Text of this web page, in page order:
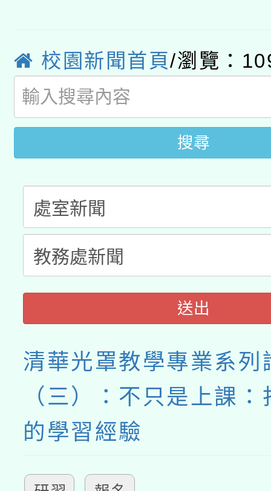
用水績優單位及節水達
動」
桃園市孔廟祈福系列
開 智慧啟航」
2026年桃園地景藝術
校園新聞首頁/瀏覽：
搜尋
送出
清華光罩教學專業系列
（三）：不只是上課
的學習經驗